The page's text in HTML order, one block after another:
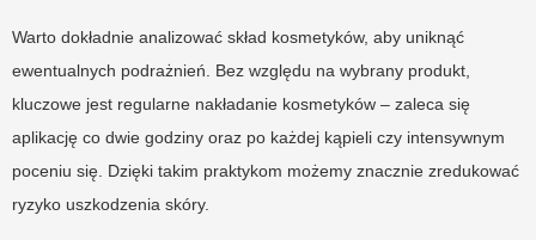
Warto dokładnie analizować skład kosmetyków, aby uniknąć
ewentualnych podrażnień. Bez względu na wybrany produkt,
kluczowe jest regularne nakładanie kosmetyków – zaleca się
aplikację co dwie godziny oraz po każdej kąpieli czy intensywnym
poceniu się. Dzięki takim praktykom możemy znacznie zredukować
ryzyko uszkodzenia skóry.